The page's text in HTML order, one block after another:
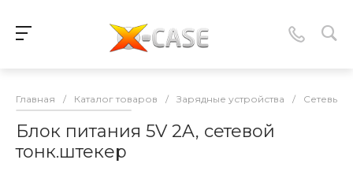
Главная / Каталог товаров / Зарядные устройства / Сетевые
Блок питания 5V 2A, сетевой
тонк.штекер